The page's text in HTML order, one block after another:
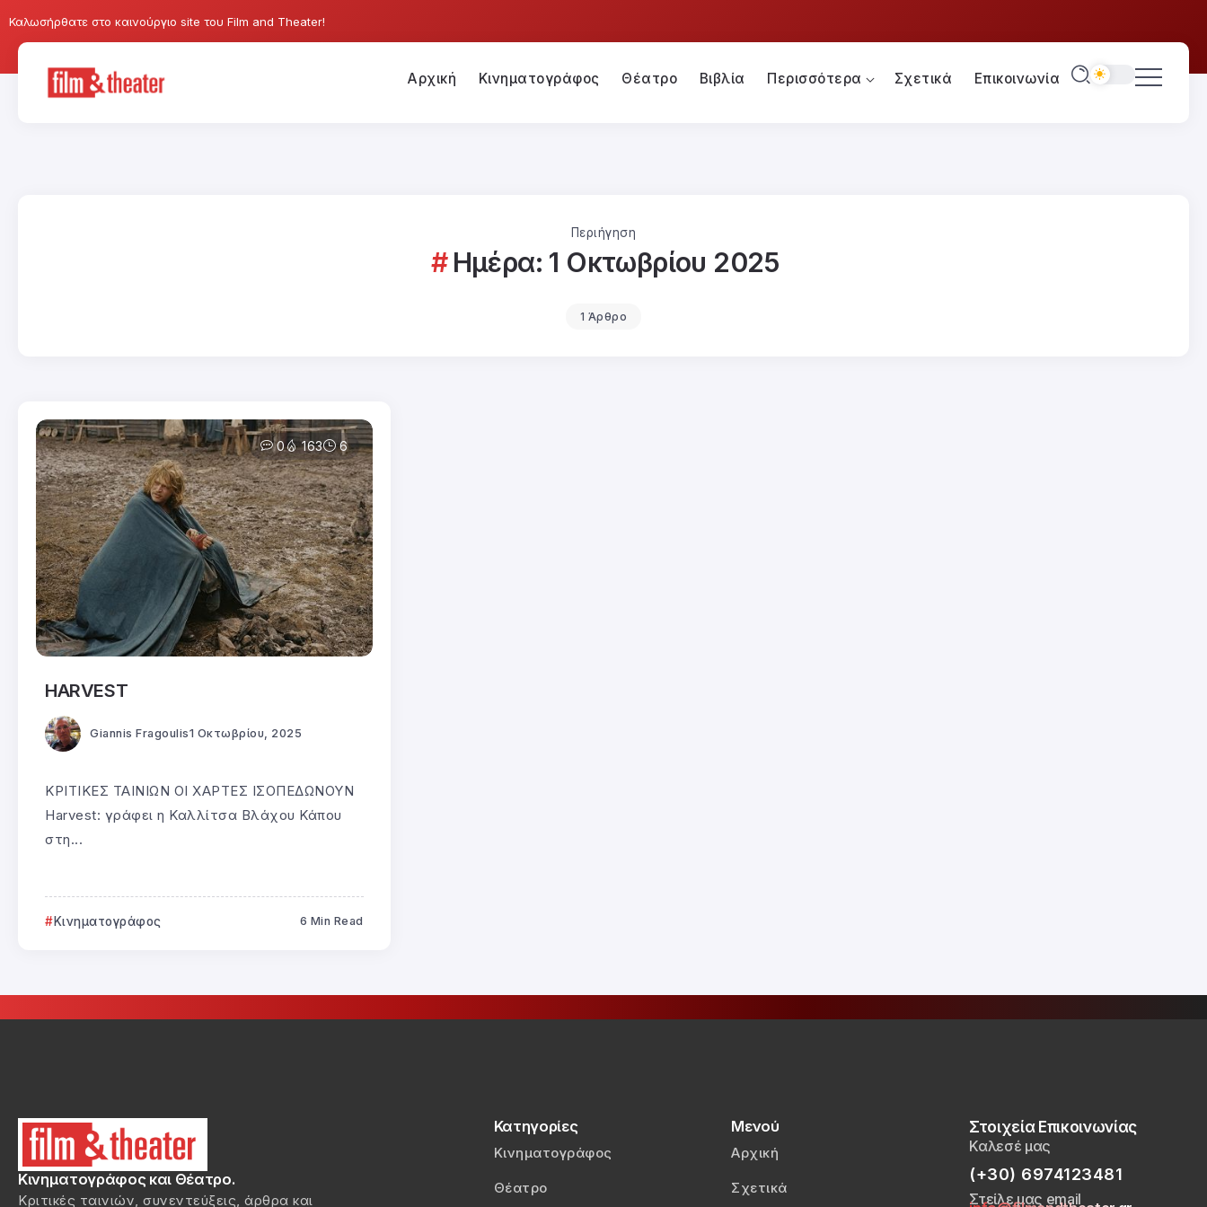
Καλωσήρθατε στο καινούργιο site του Film and Theater!
Αρχική Κινηματογράφος Θέατρο Βιβλία Περισσότερα Σχετικά Επικοινωνία
Περιήγηση
Ημέρα: 1 Οκτωβρίου 2025
1 Άρθρο
0 163 6
HARVEST
Giannis Fragoulis1 Οκτωβρίου, 2025
ΚΡΙΤΙΚΕΣ ΤΑΙΝΙΩΝ ΟΙ ΧΑΡΤΕΣ ΙΣΟΠΕΔΩΝΟΥΝ
Harvest: γράφει η Καλλίτσα Βλάχου Κάπου
στη...
Κινηματογράφος 6 Min Read
Κινηματογράφος και Θέατρο.
Κριτικές ταινιών, συνεντεύξεις, άρθρα και
Κατηγορίες
Κινηματογράφος
Θέατρο
Μενού
Αρχική
Σχετικά
Στοιχεία Επικοινωνίας
Καλεσέ μας
(+30) 6974123481
Στείλε μας email